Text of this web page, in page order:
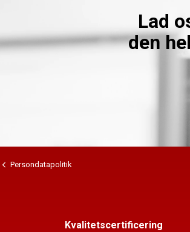
Lad
den
Persondatapolitik
Kvalitetscertificering